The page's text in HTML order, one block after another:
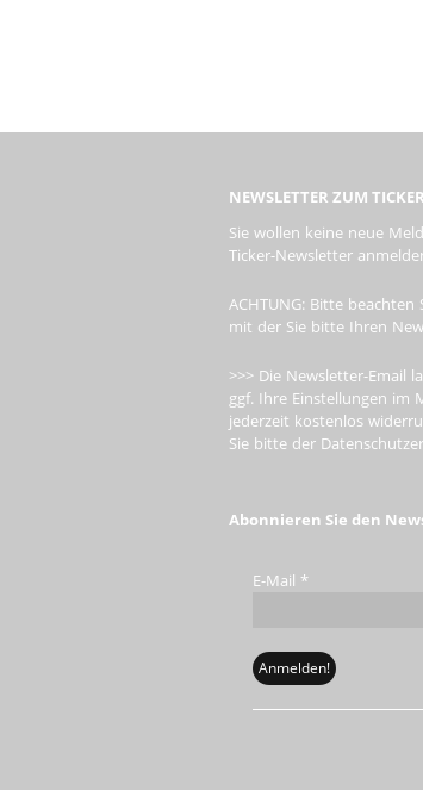
NEWSLETTER ZUM TICKER
Sie wollen keine neue
Ticker-Newsletter
ACHTUNG: Bitte
mit der Sie bitte Ihren
>>> Die Newsletter-Email
ggf. Ihre Einstellungen im
jederzeit kostenlos
Sie bitte der
Abonnieren Sie den
E-Mail *